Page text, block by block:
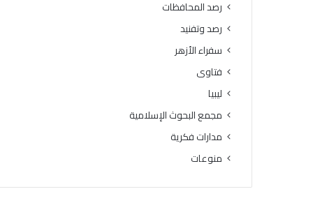
رصد المحافظات
رصد وتفنيد
سفراء الأزهر
فتاوى
ليبيا
مجمع البحوث الإسلامية
مدارات فكرية
منوعات